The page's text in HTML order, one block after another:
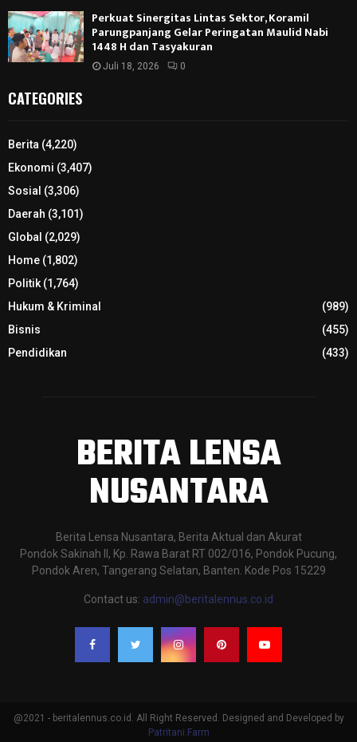
Perkuat Sinergitas Lintas Sektor, Koramil
Parungpanjang Gelar Peringatan Maulid Nabi
1448 H dan Tasyakuran
Juli 18, 2026 0
CATEGORIES
Berita (4,220)
Ekonomi (3,407)
Sosial (3,306)
Daerah (3,101)
Global (2,029)
Home (1,802)
Politik(1,764)
Hukum & Kriminal
(989)
Bisnis
(455)
Pendidikan
(433)
BERITA LENSA
NUSANTARA
Berita Lensa Nusantara, Berita Aktual dan Akurat
Pondok Sakinah II, Kp. Rawa Barat RT 002/016, Pondok Pucung,
Pondok Aren, Tangerang Selatan, Banten. Kode Pos 15229
Contact us: admin@beritalennus.co.id
@2021 - beritalennus.co.id. All Right Reserved. Designed and Developed by
Patritani.Farm